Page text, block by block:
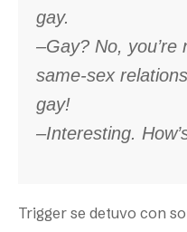
gay.
–Gay? No, you’re
same-sex
gay!
–Interesting.
Trigger se detuvo con